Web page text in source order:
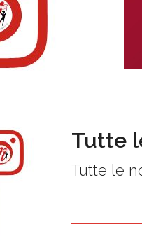
Tutte
Tutte le